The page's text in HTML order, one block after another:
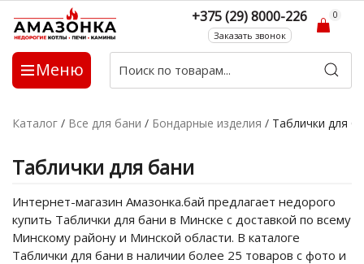
Меню
+375 (29) 8000-226
Заказать звонок
0
Каталог / Все для бани / Бондарные изделия / Таблички для
Таблички для бани
Интернет-магазин Амазонка.бай предлагает недорого
купить Таблички для бани в Минске с доставкой по всему
Минскому району и Минской области. В каталоге
Таблички для бани в наличии более 25 товаров с фото и